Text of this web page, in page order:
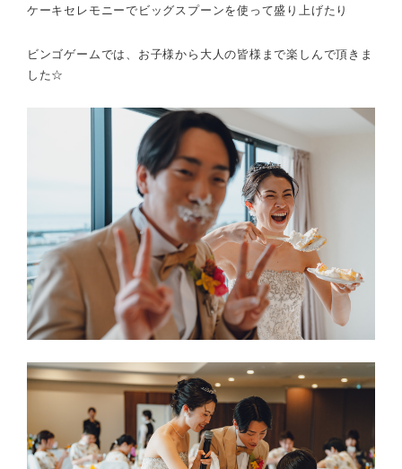
ケーキセレモニーでビッグスプーンを使って盛り上げたり
ビンゴゲームでは、お子様から大人の皆様まで楽しんで頂きま
した☆